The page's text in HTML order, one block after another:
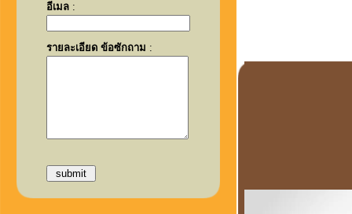
อีเมล :
รายละเอียด ข้อซักถาม :